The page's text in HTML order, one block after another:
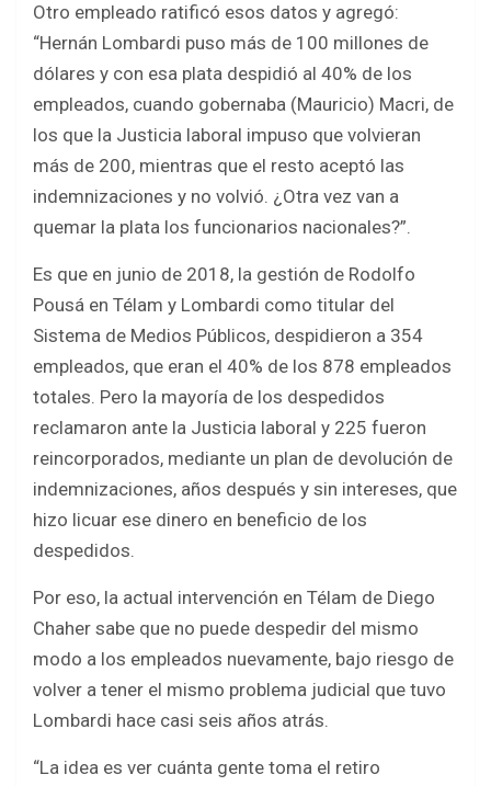
Otro empleado ratificó esos datos y agregó:
“Hernán Lombardi puso más de 100 millones de
dólares y con esa plata despidió al 40% de los
empleados, cuando gobernaba (Mauricio) Macri, de
los que la Justicia laboral impuso que volvieran
más de 200, mientras que el resto aceptó las
indemnizaciones y no volvió. ¿Otra vez van a
quemar la plata los funcionarios nacionales?”.
Es que en junio de 2018, la gestión de Rodolfo
Pousá en Télam y Lombardi como titular del
Sistema de Medios Públicos, despidieron a 354
empleados, que eran el 40% de los 878 empleados
totales. Pero la mayoría de los despedidos
reclamaron ante la Justicia laboral y 225 fueron
reincorporados, mediante un plan de devolución de
indemnizaciones, años después y sin intereses, que
hizo licuar ese dinero en beneficio de los
despedidos.
Por eso, la actual intervención en Télam de Diego
Chaher sabe que no puede despedir del mismo
modo a los empleados nuevamente, bajo riesgo de
volver a tener el mismo problema judicial que tuvo
Lombardi hace casi seis años atrás.
“La idea es ver cuánta gente toma el retiro